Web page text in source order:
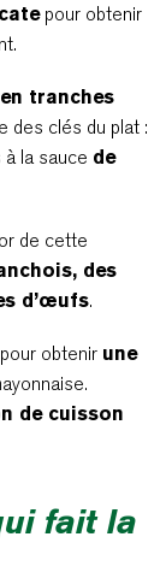
pour obtenir
en tranches
des clés du plat :
la sauce de
de cette
des
d’œufs.
obtenir une
de cuisson
fait la